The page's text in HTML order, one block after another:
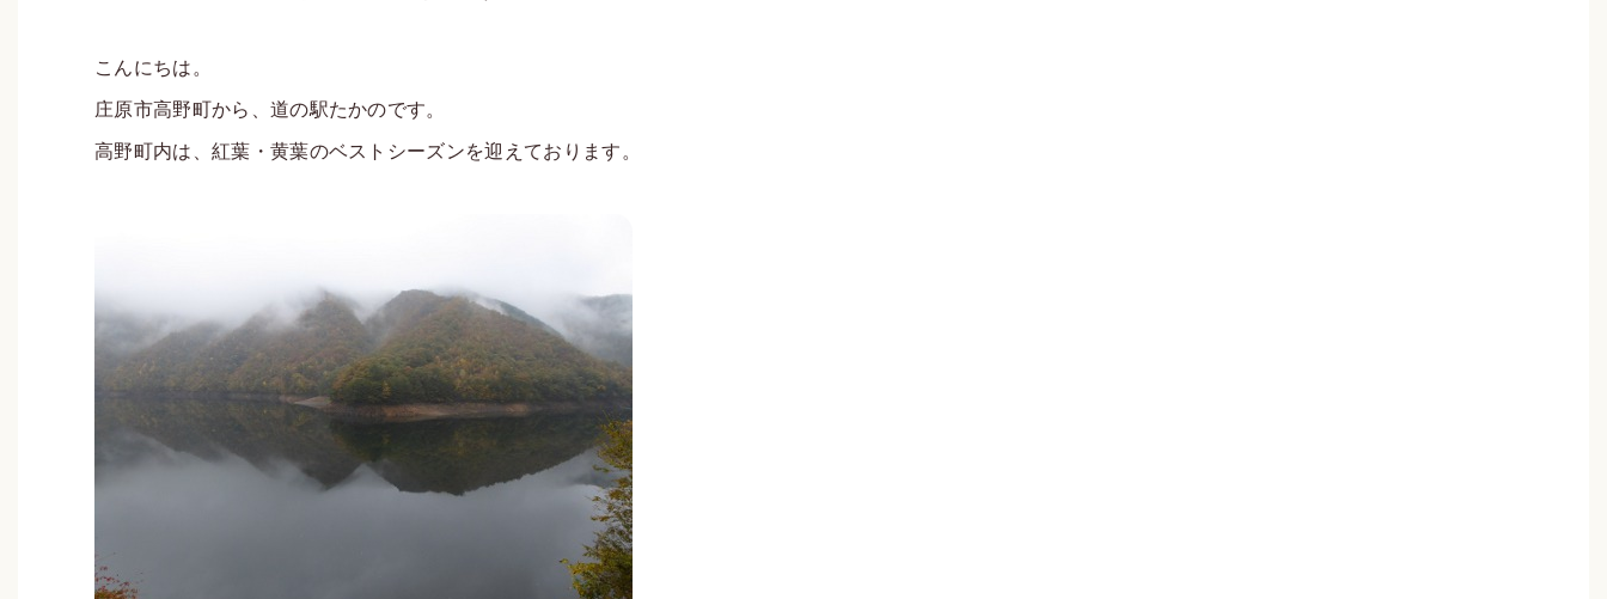
こんにちは。
庄原市高野町から、道の駅たかのです。
高野町内は、紅葉・黄葉のベストシーズンを迎えております。